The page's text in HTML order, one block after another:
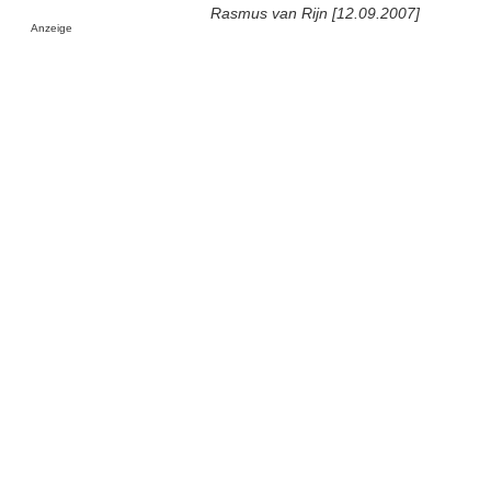
Rasmus van Rijn [12.09.2007]
Anzeige